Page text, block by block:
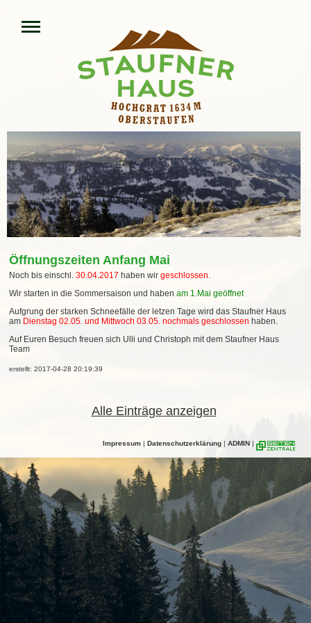
Öffnungszeiten Anfang Mai
Noch bis einschl. 30.04.2017 haben wir geschlossen.
Wir starten in die Sommersaison und haben am 1.Mai geöffnet
Aufgrung der starken Schneefälle der letzen Tage wird das Staufner Haus
am Dienstag 02.05. und Mittwoch 03.05. nochmals geschlossen haben.
Auf Euren Besuch freuen sich Ulli und Christoph mit dem Staufner Haus
Team
erstellt: 2017-04-28 20:19:39
Alle Einträge anzeigen
Impressum | Datenschutzerklärung | ADMIN |